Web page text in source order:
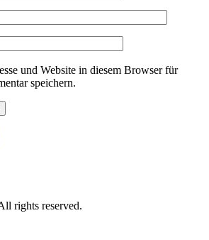
und Website in diesem Browser für
speichern.
rights reserved.